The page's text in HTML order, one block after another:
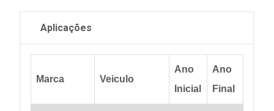
Aplicações
Marca Veiculo
Ano
Inicial
Ano
Final